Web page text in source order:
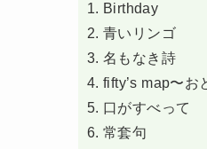
Birthday
青いリンゴ
名もなき詩
fifty’s map〜お
口がすべって
常套句